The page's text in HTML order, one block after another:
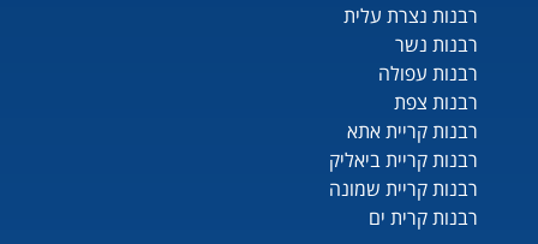
רבנות נצרת עלית
רבנות נשר
רבנות עפולה
רבנות צפת
רבנות קריית אתא
רבנות קריית ביאליק
רבנות קריית שמונה
רבנות קרית ים